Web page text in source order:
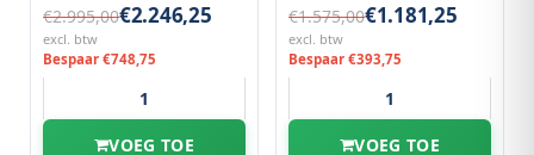
€2.995,00€2.246,25
excl. btw
Bespaar €748,75
VOEG TOE
€1.575,00€1.181,25
excl. btw
Bespaar €393,75
VOEG TOE